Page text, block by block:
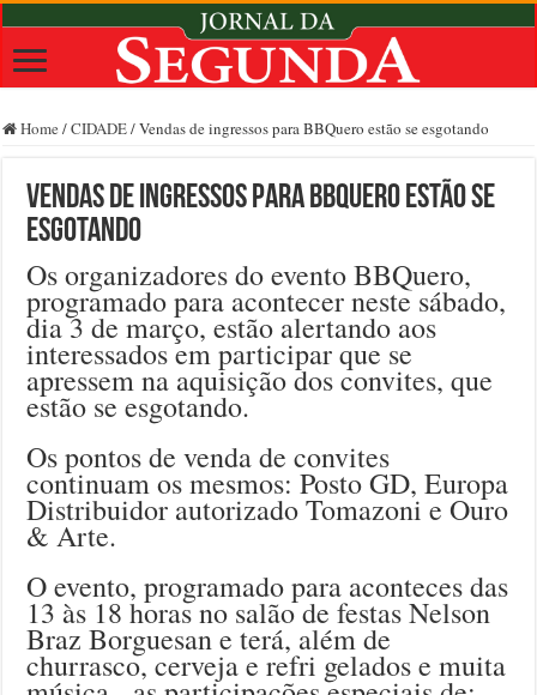
Home /CIDADE/Vendas de ingressos para BBQuero estão se esgotando
Vendas de ingressos para BBQuero estão se
esgotando
Os organizadores do evento BBQuero,
programado para acontecer neste sábado,
dia 3 de março, estão alertando aos
interessados em participar que se
apressem na aquisição dos convites, que
estão se esgotando.
Os pontos de venda de convites
continuam os mesmos: Posto GD, Europa
Distribuidor autorizado Tomazoni e Ouro
& Arte.
O evento, programado para aconteces das
13 às 18 horas no salão de festas Nelson
Braz Borguesan e terá, além de
churrasco, cerveja e refri gelados e muita